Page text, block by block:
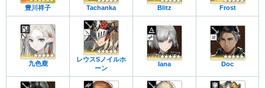
豊川祥子 Tachanka Blitz Frost
九色鹿
レウスSノイルホ
ーン
Iana Doc